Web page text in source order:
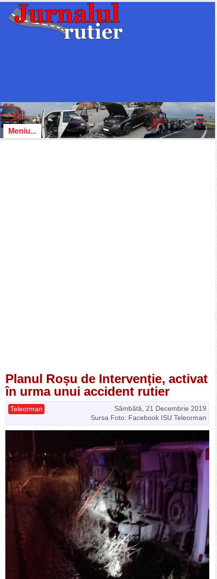
Meniu...
Planul Roșu de Intervenție, activat
în urma unui accident rutier
Sâmbătă, 21 Decembrie 2019
Teleorman
Sursa Foto: Facebook ISU Teleorman